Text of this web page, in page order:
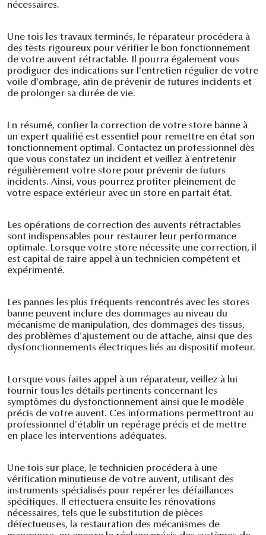
nécessaires.
Une fois les travaux terminés, le réparateur procédera à
des tests rigoureux pour vérifier le bon fonctionnement
de votre auvent rétractable. Il pourra également vous
prodiguer des indications sur l'entretien régulier de votre
voile d'ombrage, afin de prévenir de futures incidents et
de prolonger sa durée de vie.
En résumé, confier la correction de votre store banne à
un expert qualifié est essentiel pour remettre en état son
fonctionnement optimal. Contactez un professionnel dès
que vous constatez un incident et veillez à entretenir
régulièrement votre store pour prévenir de futurs
incidents. Ainsi, vous pourrez profiter pleinement de
votre espace extérieur avec un store en parfait état.
Les opérations de correction des auvents rétractables
sont indispensables pour restaurer leur performance
optimale. Lorsque votre store nécessite une correction, il
est capital de faire appel à un technicien compétent et
expérimenté.
Les pannes les plus fréquents rencontrés avec les stores
banne peuvent inclure des dommages au niveau du
mécanisme de manipulation, des dommages des tissus,
des problèmes d'ajustement ou de attache, ainsi que des
dysfonctionnements électriques liés au dispositif moteur.
Lorsque vous faites appel à un réparateur, veillez à lui
fournir tous les détails pertinents concernant les
symptômes du dysfonctionnement ainsi que le modèle
précis de votre auvent. Ces informations permettront au
professionnel d'établir un repérage précis et de mettre
en place les interventions adéquates.
Une fois sur place, le technicien procédera à une
vérification minutieuse de votre auvent, utilisant des
instruments spécialisés pour repérer les défaillances
spécifiques. Il effectuera ensuite les rénovations
nécessaires, tels que le substitution de pièces
défectueuses, la restauration des mécanismes de